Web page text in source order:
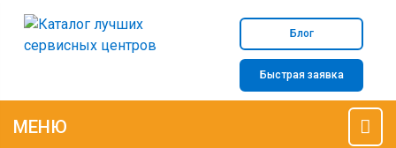
Блог
Быстрая заявка
МЕНЮ